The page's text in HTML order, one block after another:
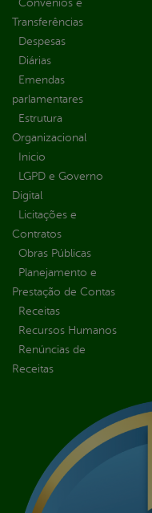
Convênios e
Transferências
Despesas
Diárias
Emendas
parlamentares
Estrutura
Organizacional
Inicio
LGPD e Governo
Digital
Licitações e
Contratos
Obras Públicas
Planejamento e
Prestação de Contas
Receitas
Recursos Humanos
Renúncias de
Receitas